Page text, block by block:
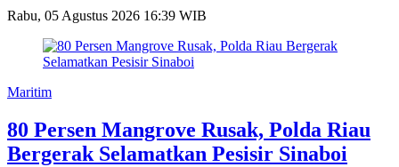
Rabu, 05 Agustus 2026 16:39 WIB
Maritim
80 Persen Mangrove Rusak, Polda Riau
Bergerak Selamatkan Pesisir Sinaboi